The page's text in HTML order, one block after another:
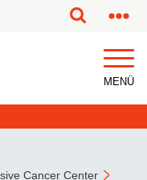
MENÜ
Cancer Center